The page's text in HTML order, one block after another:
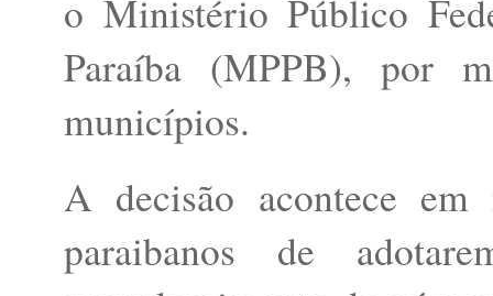
o Ministério Público
Paraíba (MPPB), por
municípios.
A decisão acontece
paraibanos de